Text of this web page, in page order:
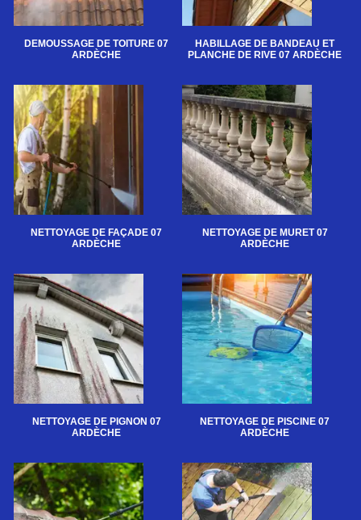
DEMOUSSAGE DE TOITURE 07
ARDÈCHE
HABILLAGE DE BANDEAU ET
PLANCHE DE RIVE 07 ARDÈCHE
NETTOYAGE DE FAÇADE 07
ARDÈCHE
NETTOYAGE DE MURET 07
ARDÈCHE
NETTOYAGE DE PIGNON 07
ARDÈCHE
NETTOYAGE DE PISCINE 07
ARDÈCHE